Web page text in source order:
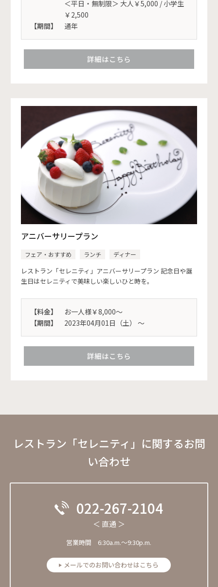
＜平日・無制限＞ 大人￥5,000 / 小学生
￥2,500
【期間】
通年
詳細はこちら
アニバーサリープラン
フェア・おすすめ ランチ ディナー
レストラン「セレニティ」アニバーサリープラン 記念日や誕
生日はセレニティで美味しい楽しいひと時を。
【料金】
お一人様￥8,000～
【期間】
2023年04月01日（土） 〜
詳細はこちら
レストラン「セレニティ」に関するお問
い合わせ
022-267-2104
＜ 直通 ＞
営業時間 6:30a.m.～9:30p.m.
メールでのお問い合わせはこちら